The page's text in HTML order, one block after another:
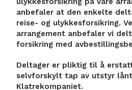
anbefaler at den enkelte
reise- og ulykkesforsikring.
arrangement anbefaler vi
forsikring med
Deltager er pliktig til å
selvforskylt tap av utstyr
Klatrekompaniet.